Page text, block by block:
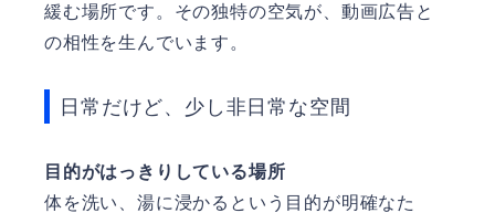
緩む場所です。その独特の空気が、動画広告と
の相性を生んでいます。
日常だけど、少し非日常な空間
目的がはっきりしている場所
体を洗い、湯に浸かるという目的が明確なた